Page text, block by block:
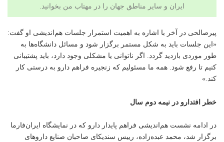
ایران و سایر مناطق جهان را در مهتاب من بخوانید.
پیرصالحی در آخر با اشاره به اهمیت استمرار جلسات هم‌اندیشی او گفت:
«این جلسات باید به شکل مستمر برگزار شود و مسائل دانشگاه‌ها به
طور موردی بازدید گردد. اگر ناتوانی یا مشکلی وجود دارد، باید پشتیبانی
کنیم تا رفع شود. همه ما مسئولیم که زنجیره فراهم دارو به درستی کار
کند.»
خطر افتدارو در نیمه دوم سال
در ادامه نشست هم‌اندیشی فراهم پایدار دارو که در نمایشگاه ایران‌فارما
برگزار شد، محمد عبده‌زاده، رییس سندیکای صاحبان صنایع داروهای